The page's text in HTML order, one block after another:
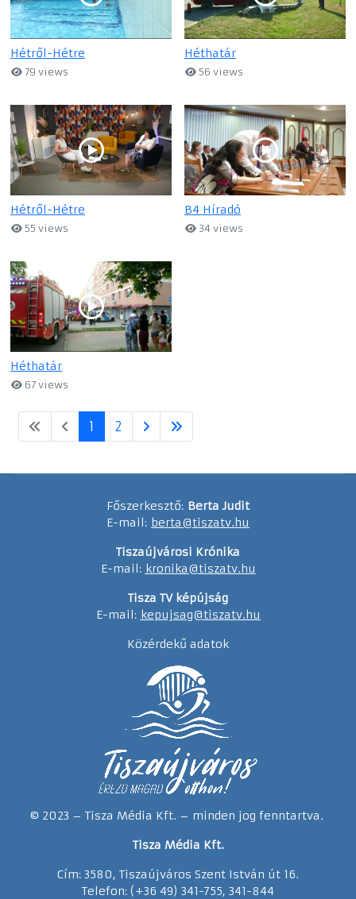
Hétről-Hétre
79 views
Héthatár
56 views
Hétről-Hétre
55 views
B4 Híradó
34 views
Héthatár
67 views
1 2
Főszerkesztő: Berta Judit
E-mail: berta@tiszatv.hu
Tiszaújvárosi Krónika
E-mail: kronika@tiszatv.hu
Tisza TV képújság
E-mail: kepujsag@tiszatv.hu
Közérdekű adatok
© 2023 – Tisza Média Kft. – minden jog fenntartva.
Tisza Média Kft.
Cím: 3580, Tiszaújváros Szent István út 16.
Telefon: (+36 49) 341-755, 341-844